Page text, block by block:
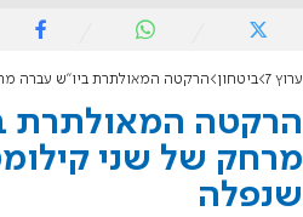
ערוץ 7 ביטחון הרקטה המאולתרת ביו"ש עברה מרחק של
הרקטה המאולתרת
מרחק של שני
שנפלה